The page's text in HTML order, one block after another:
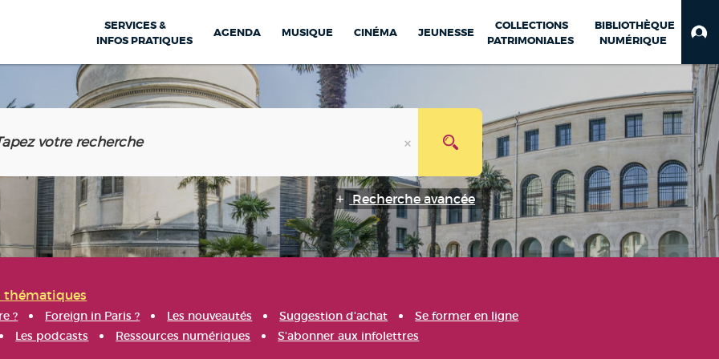
SERVICES &
INFOS PRATIQUES
AGENDA MUSIQUE CINÉMA JEUNESSE
COLLECTIONS
PATRIMONIALES
BIBLIOTHÈQUE
NUMÉRIQUE
Recherche avancée
thématiques
? Foreign in Paris ? Les nouveautés Suggestion d'achat
Se former en ligne
Les podcasts Ressources numériques S'abonner aux infolettres